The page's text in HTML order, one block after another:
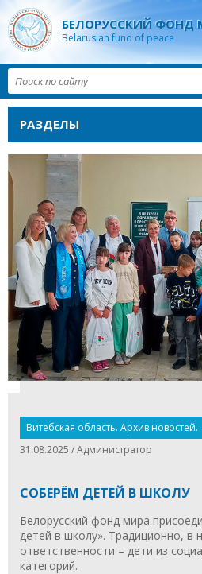
БЕЛОРУССКИЙ ФОНД
Belarusian fund of peace
РАЗДЕЛЫ
Витебская область. Архив новостей.
31.08.2025 / Администратор
СОБЕРЁМ ДЕТЕЙ В ШКОЛУ
Белорусский фонд мира
детей в школу». Традиционно, в
ответственности – дети из
категорий.